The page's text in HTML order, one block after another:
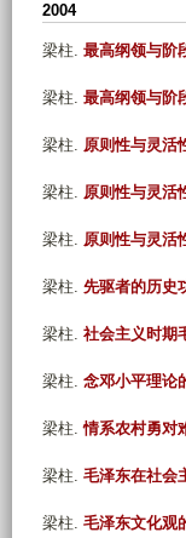
2004
梁柱. 最高纲领与阶
梁柱. 最高纲领与阶
梁柱. 原则性与灵活
梁柱. 原则性与灵
梁柱. 原则性与灵
梁柱. 先驱者的历史
梁柱. 社会主义时期
梁柱. 念邓小平理论
梁柱.情系农村勇对
梁柱. 毛泽东在社会
梁柱. 毛泽东文化观